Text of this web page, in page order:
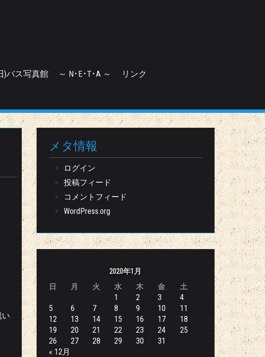
)バス写真館 ～ N･E･T･A ～ リンク
い
メタ情報
ログイン
投稿フィード
コメントフィード
WordPress.org
2020年1月
日
月 火 水 木 金 土
1 2 3
4
5
6 7 8 9 10
11
12
13 14 15 16 17
18
19
20 21 22 23 24
25
26
27 28 29 30
31
« 12月